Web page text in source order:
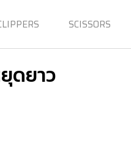
SCISSORS
ดยาว